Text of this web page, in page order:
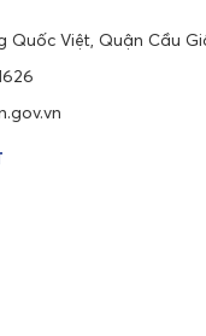
Quốc Việt, Quận Cầu